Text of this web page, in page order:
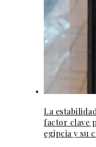
La
factor clave
egipcia y su